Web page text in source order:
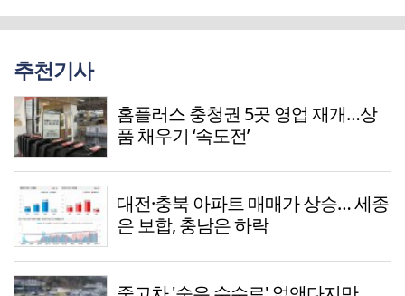
추천기사
홈플러스 충청권 5곳 영업 재개…상
품 채우기 ‘속도전’
대전·충북 아파트 매매가 상승… 세종
은 보합, 충남은 하락